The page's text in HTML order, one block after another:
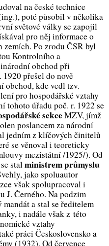
na české technice
poté působil v několika
světové války se zapojil
pro něj informace o
Po zrodu ČSR byl
Kontrolního a
obchod při
přešel do nově
obchod, kde vedl tzv.
pro hospodářské vztahy
tohoto úřadu poč. r. 1922 se
sekceMZV, jímž
poslancem za národní
jedním z klíčových činitelů
se věnoval i teoreticky
mezistátní/1925/). Od
stal ministrem průmyslu
jako spoluautor
však spolupracoval i
J. Černého. Na podzim
a stal se ředitelem
i nadále však z této
vztahy
práci Československo a
(1932). Od července